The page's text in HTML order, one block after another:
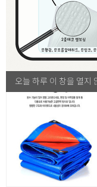
오늘 하루 이 창을 열지
오늘 하루 이 창을 열지
선물/행사